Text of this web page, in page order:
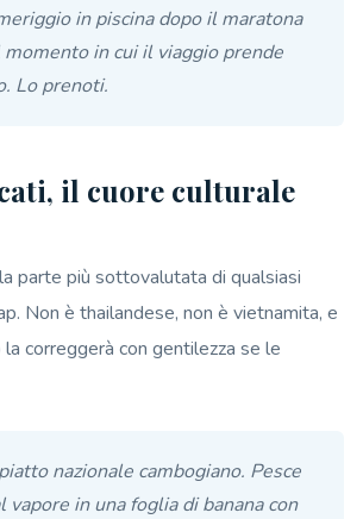
in piscina dopo il maratona
in cui il viaggio prende
Lo prenoti.
il cuore culturale
parte più sottovalutata di qualsiasi
Non è thailandese, non è vietnamita, e
correggerà con gentilezza se le
nazionale cambogiano. Pesce
vapore in una foglia di banana con